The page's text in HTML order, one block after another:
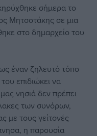
σήμερα το
Μητσοτάκης σε μια
στο δημαρχείο του
έναν ζηλευτό τόπο
επιδιώκει να
νησιά δεν πρέπει
των συνόρων,
με τους γείτονές
η παρουσία